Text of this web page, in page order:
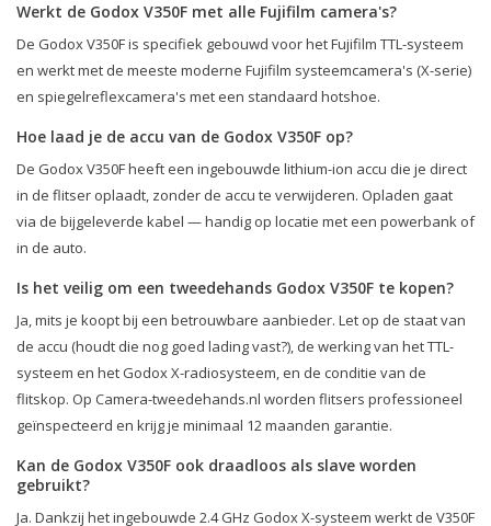
Werkt de Godox V350F met alle Fujifilm camera's?
De Godox V350F is specifiek gebouwd voor het Fujifilm TTL-systeem
en werkt met de meeste moderne Fujifilm systeemcamera's (X-serie)
en spiegelreflexcamera's met een standaard hotshoe.
Hoe laad je de accu van de Godox V350F op?
De Godox V350F heeft een ingebouwde lithium-ion accu die je direct
in de flitser oplaadt, zonder de accu te verwijderen. Opladen gaat
via de bijgeleverde kabel — handig op locatie met een powerbank of
in de auto.
Is het veilig om een tweedehands Godox V350F te kopen?
Ja, mits je koopt bij een betrouwbare aanbieder. Let op de staat van
de accu (houdt die nog goed lading vast?), de werking van het TTL-
systeem en het Godox X-radiosysteem, en de conditie van de
flitskop. Op Camera-tweedehands.nl worden flitsers professioneel
geïnspecteerd en krijg je minimaal 12 maanden garantie.
Kan de Godox V350F ook draadloos als slave worden
gebruikt?
Ja. Dankzij het ingebouwde 2.4 GHz Godox X-systeem werkt de V350F